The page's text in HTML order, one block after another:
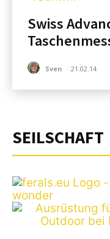
Swiss
Sven - 21.02.14
SEILSCHAFT